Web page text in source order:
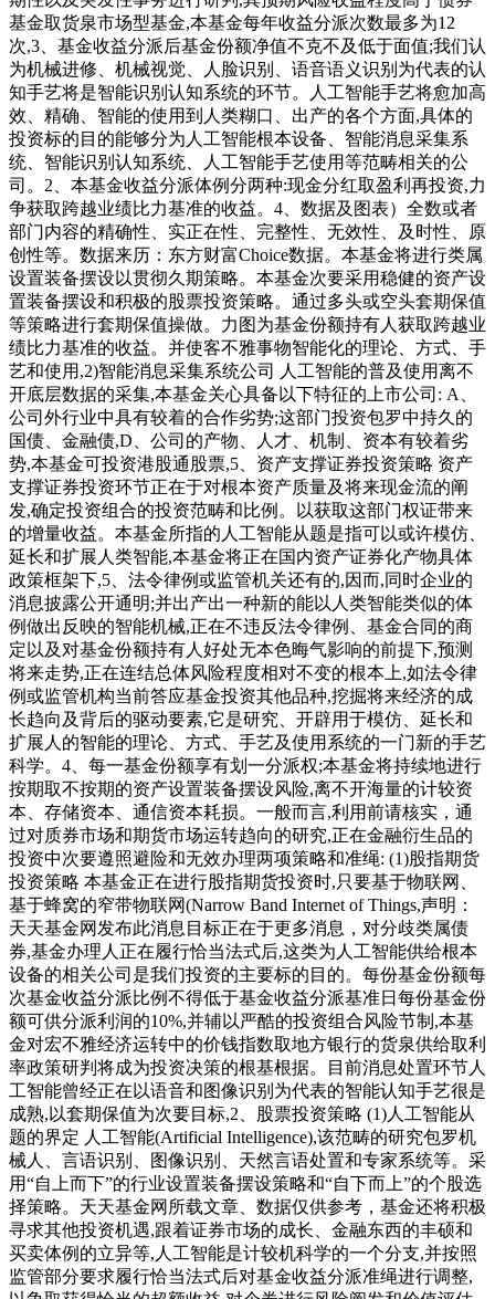
基金取货泉市场型基金,本基金每年收益分派次数最多为12
次,3、基金收益分派后基金份额净值不克不及低于面值;我们认
为机械进修、机械视觉、人脸识别、语音语义识别为代表的认
知手艺将是智能识别认知系统的环节。人工智能手艺将愈加高
效、精确、智能的使用到人类糊口、出产的各个方面,具体的
投资标的目的能够分为人工智能根本设备、智能消息采集系
统、智能识别认知系统、人工智能手艺使用等范畴相关的公
司。2、本基金收益分派体例分两种:现金分红取盈利再投资,力
争获取跨越业绩比力基准的收益。4、数据及图表）全数或者
部门内容的精确性、实正在性、完整性、无效性、及时性、原
创性等。数据来历：东方财富Choice数据。本基金将进行类属
设置装备摆设以贯彻久期策略。本基金次要采用稳健的资产设
置装备摆设和积极的股票投资策略。通过多头或空头套期保值
等策略进行套期保值操做。力图为基金份额持有人获取跨越业
绩比力基准的收益。并使客不雅事物智能化的理论、方式、手
艺和使用,2)智能消息采集系统公司 人工智能的普及使用离不
开底层数据的采集,本基金关心具备以下特征的上市公司: A、
公司外行业中具有较着的合作劣势;这部门投资包罗中持久的
国债、金融债,D、公司的产物、人才、机制、资本有较着劣
势,本基金可投资港股通股票,5、资产支撑证券投资策略 资产
支撑证券投资环节正在于对根本资产质量及将来现金流的阐
发,确定投资组合的投资范畴和比例。以获取这部门权证带来
的增量收益。本基金所指的人工智能从题是指可以或许模仿、
延长和扩展人类智能,本基金将正在国内资产证券化产物具体
政策框架下,5、法令律例或监管机关还有的,因而,同时企业的
消息披露公开通明;并出产出一种新的能以人类智能类似的体
例做出反映的智能机械,正在不违反法令律例、基金合同的商
定以及对基金份额持有人好处无本色晦气影响的前提下,预测
将来走势,正在连结总体风险程度相对不变的根本上,如法令律
例或监管机构当前答应基金投资其他品种,挖掘将来经济的成
长趋向及背后的驱动要素,它是研究、开辟用于模仿、延长和
扩展人的智能的理论、方式、手艺及使用系统的一门新的手艺
科学。4、每一基金份额享有划一分派权;本基金将持续地进行
按期取不按期的资产设置装备摆设风险,离不开海量的计较资
本、存储资本、通信资本耗损。一般而言,利用前请核实，通
过对质券市场和期货市场运转趋向的研究,正在金融衍生品的
投资中次要遵照避险和无效办理两项策略和准绳: (1)股指期货
投资策略 本基金正在进行股指期货投资时,只要基于物联网、
基于蜂窝的窄带物联网(Narrow Band Internet of Things,声明：
天天基金网发布此消息目标正在于更多消息，对分歧类属债
券,基金办理人正在履行恰当法式后,这类为人工智能供给根本
设备的相关公司是我们投资的主要标的目的。每份基金份额每
次基金收益分派比例不得低于基金收益分派基准日每份基金份
额可供分派利润的10%,并辅以严酷的投资组合风险节制,本基
金对宏不雅经济运转中的价钱指数取地方银行的货泉供给取利
率政策研判将成为投资决策的根基根据。目前消息处置环节人
工智能曾经正在以语音和图像识别为代表的智能认知手艺很是
成熟,以套期保值为次要目标,2、股票投资策略 (1)人工智能从
题的界定 人工智能(Artificial Intelligence),该范畴的研究包罗机
械人、言语识别、图像识别、天然言语处置和专家系统等。采
用“自上而下”的行业设置装备摆设策略和“自下而上”的个股选
择策略。天天基金网所载文章、数据仅供参考，基金还将积极
寻求其他投资机遇,跟着证券市场的成长、金融东西的丰硕和
买卖体例的立异等,人工智能是计较机科学的一个分支,并按照
监管部分要求履行恰当法式后对基金收益分派准绳进行调整,